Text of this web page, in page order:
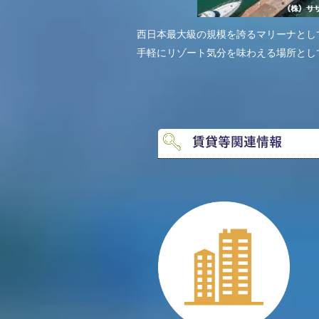
西日本最大級の規模を誇るマリーナと
手軽にリゾート気分を味わえる場所と